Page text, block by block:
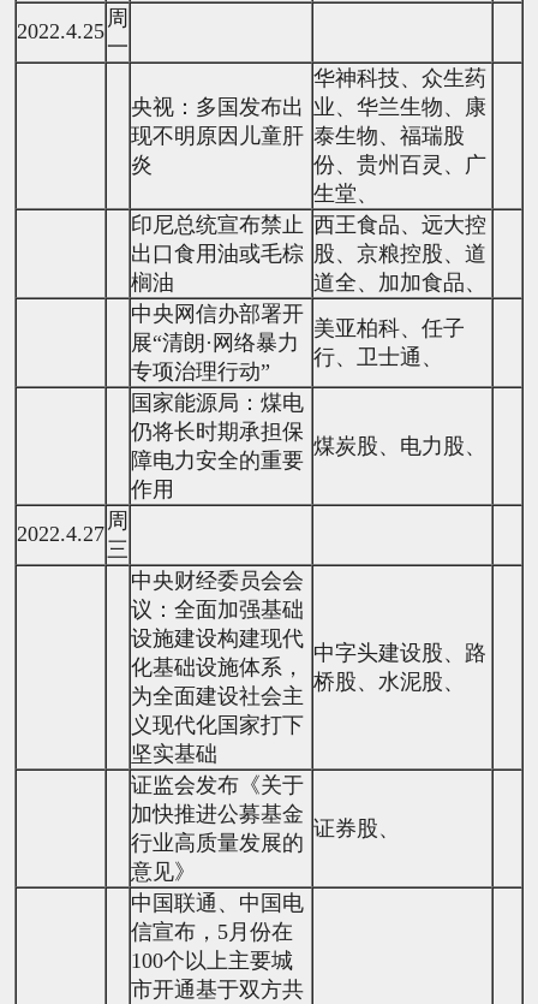
2022.4.25
周
一
央视：多国发布出
现不明原因儿童肝
炎
华神科技、众生药
业、华兰生物、康
泰生物、福瑞股
份、贵州百灵、广
生堂、
印尼总统宣布禁止
出口食用油或毛棕
榈油
西王食品、远大控
股、京粮控股、道
道全、加加食品、
中央网信办部署开
展“清朗·网络暴力
专项治理行动”
美亚柏科、任子
行、卫士通、
国家能源局：煤电
仍将长时期承担保
障电力安全的重要
作用
煤炭股、电力股、
2022.4.27
周
三
中央财经委员会会
议：全面加强基础
设施建设构建现代
化基础设施体系，
为全面建设社会主
义现代化国家打下
坚实基础
中字头建设股、路
桥股、水泥股、
证监会发布《关于
加快推进公募基金
行业高质量发展的
意见》
证券股、
中国联通、中国电
信宣布，5月份在
100个以上主要城
市开通基于双方共